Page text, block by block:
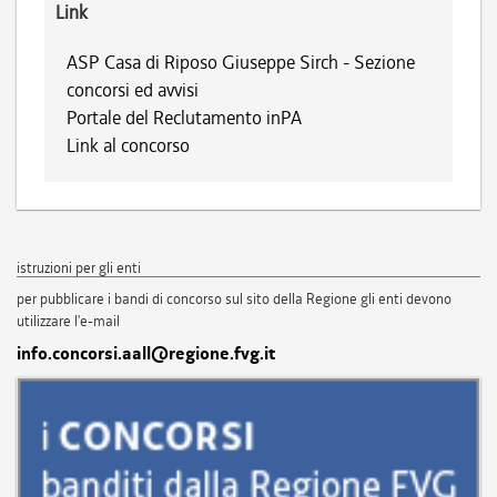
Link
ASP Casa di Riposo Giuseppe Sirch - Sezione
concorsi ed avvisi
Portale del Reclutamento inPA
Link al concorso
istruzioni per gli enti
per pubblicare i bandi di concorso sul sito della Regione gli enti devono
utilizzare l'e-mail
info.concorsi.aall@regione.fvg.it